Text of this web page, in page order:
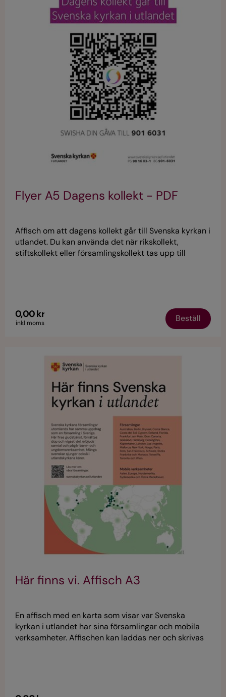
Flyer A5 Dagens kollekt - PDF
Affisch om att dagens kollekt går till Svenska kyrkan i
utlandet. Du kan använda det när rikskollekt,
stiftskollekt eller församlingskollekt tas upp till
0,00 kr
inkl moms Beställ
Här finns vi. Affisch A3
En affisch med en karta som visar var Svenska
kyrkan i utlandet har sina församlingar och mobila
verksamheter. Affischen kan laddas ner och skrivas